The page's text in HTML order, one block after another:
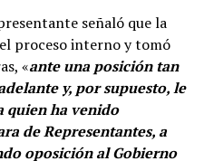
señaló que la
proceso interno y tomó
«ante una posición tan
y, por supuesto, le
quien ha venido
de Representantes, a
oposición al Gobierno